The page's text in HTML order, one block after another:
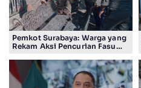
Pemkot Surabaya: Warga yang
Rekam Aksi Pencurian Fasum
Ribu